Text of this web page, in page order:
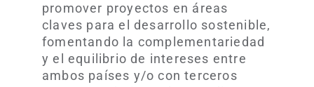
promover proyectos en áreas
claves para el desarrollo sostenible,
fomentando la complementariedad
y el equilibrio de intereses entre
ambos países y/o con terceros